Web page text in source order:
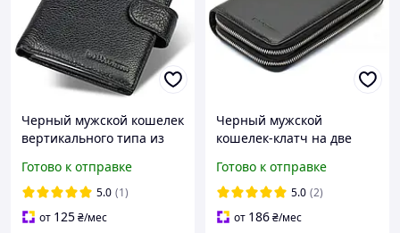
Черный мужской кошелек
вертикального типа из
документы Marco Coverna
MC-5176-1
Готово к отправке
5.0 (1)
от 125₴/мес
Черный мужской
кошелек-клатч на две
кожи Marco Coverna MC-
801
Готово к отправке
5.0 (2)
от 186₴/мес